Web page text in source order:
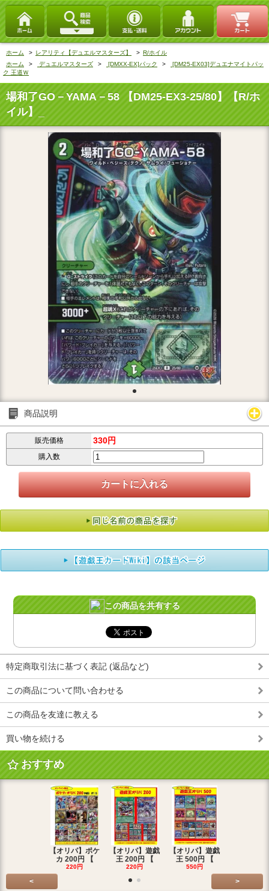
ホーム > レアリティ【デュエルマスターズ】 > R/ホイル
ホーム
> デュエルマスターズ > [DMXX-EX]パック >
[DM25-EX03]デュエナマイトパッ
ク 王道Ｗ
場和了GO－YAMA－58 【DM25-EX3-25/80】【R/ホ
イル】_
商品説明
販売価格 330円
購入数
この商品を共有する
特定商取引法に基づく表記 (返品など)
この商品について問い合わせる
この商品を友達に教える
買い物を続ける
おすすめ
【オリパ】ポケ
カ 200円 【
220円
【オリパ】遊戯
王 200円 【
220円
【オリパ】遊戯
王 500円 【
550円
< >